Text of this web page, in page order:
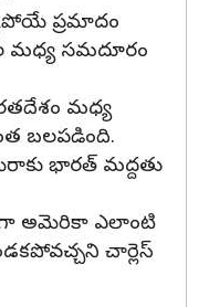
ప్రమాదం
మధ్య సమదూరం
మధ్య
బలపడింది.
భారత్ మద్దతు
అమెరికా ఎలాంటి
చార్లెస్